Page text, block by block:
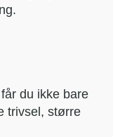
du ikke bare
trivsel, større